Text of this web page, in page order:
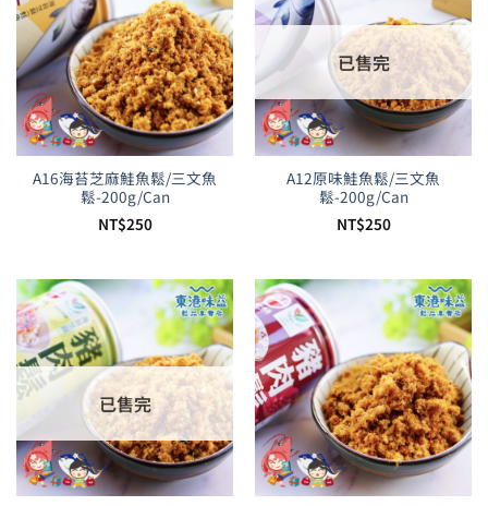
A16海苔芝麻鮭魚鬆/三文魚
鬆-200g/Can
NT$250
已售完
A12原味鮭魚鬆/三文魚
鬆-200g/Can
NT$250
已售完